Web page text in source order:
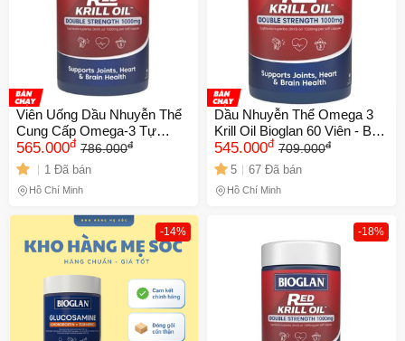
Viên Uống Dầu Nhuyễn Thể
Cung Cấp Omega-3 Tự
Nhiên Bioglan Red Krill Oil
Double Strength 1000 mg -
Hỗ Trợ Sức Khoẻ Tim Mạch
- Trí Não & Cải Thiện Tình
Trạng Tiền Mãn Kinh - 60
565.000đ 786.000đ
1 Đã bán
Hồ Chí Minh
Dầu Nhuyễn Thể Omega 3
Krill Oil Bioglan 60 Viên - Bổ
Não, Tăng Cường Sức Khỏe
Tim Mạch Từ Úc, Thực
Phẩm Chức Năng Tự Nhiên
545.000đ 709.000đ
5 67 Đã bán
Hồ Chí Minh
-14% -18%